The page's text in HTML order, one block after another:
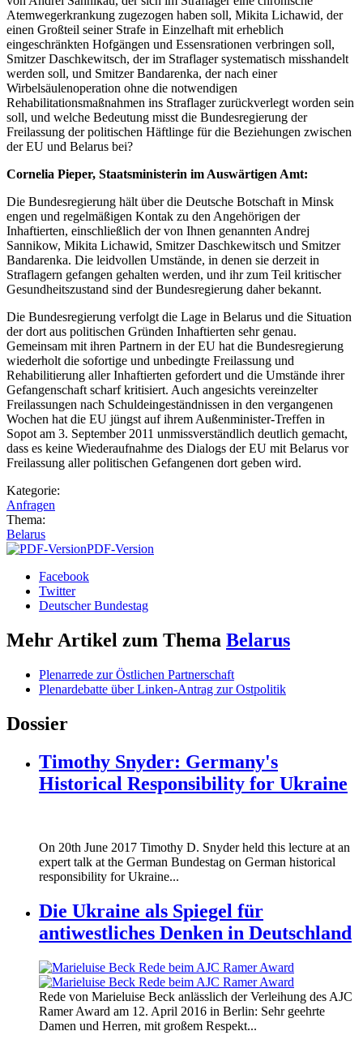
Atemwegerkrankung zugezogen haben soll, Mikita Lichawid, der
einen Großteil seiner Strafe in Einzelhaft mit erheblich
eingeschränkten Hofgängen und Essensrationen verbringen soll,
Smitzer Daschkewitsch, der im Straflager systematisch misshandelt
werden soll, und Smitzer Bandarenka, der nach einer
Wirbelsäulenoperation ohne die notwendigen
Rehabilitationsmaßnahmen ins Straflager zurückverlegt worden sein
soll, und welche Bedeutung misst die Bundesregierung der
Freilassung der politischen Häftlinge für die Beziehungen zwischen
der EU und Belarus bei?
Cornelia Pieper, Staatsministerin im Auswärtigen Amt:
Die Bundesregierung hält über die Deutsche Botschaft in Minsk
engen und regelmäßigen Kontak zu den Angehörigen der
Inhaftierten, einschließlich der von Ihnen genannten Andrej
Sannikow, Mikita Lichawid, Smitzer Daschkewitsch und Smitzer
Bandarenka. Die leidvollen Umstände, in denen sie derzeit in
Straflagern gefangen gehalten werden, und ihr zum Teil kritischer
Gesundheitszustand sind der Bundesregierung daher bekannt.
Die Bundesregierung verfolgt die Lage in Belarus und die Situation
der dort aus politischen Gründen Inhaftierten sehr genau.
Gemeinsam mit ihren Partnern in der EU hat die Bundesregierung
wiederholt die sofortige und unbedingte Freilassung und
Rehabilitierung aller Inhaftierten gefordert und die Umstände ihrer
Gefangenschaft scharf kritisiert. Auch angesichts vereinzelter
Freilassungen nach Schuldeingeständnissen in den vergangenen
Wochen hat die EU jüngst auf ihrem Außenminister-Treffen in
Sopot am 3. September 2011 unmissverständlich deutlich gemacht,
dass es keine Wiederaufnahme des Dialogs der EU mit Belarus vor
Freilassung aller politischen Gefangenen dort geben wird.
Kategorie:
Anfragen
Thema:
Belarus
PDF-Version
Facebook
Twitter
Deutscher Bundestag
Mehr Artikel zum Thema Belarus
Plenarrede zur Östlichen Partnerschaft
Plenardebatte über Linken-Antrag zur Ostpolitik
Dossier
Timothy Snyder: Germany's
Historical Responsibility for Ukraine
On 20th June 2017 Timothy D. Snyder held this lecture at an
expert talk at the German Bundestag on German historical
responsibility for Ukraine...
Die Ukraine als Spiegel für
antiwestliches Denken in Deutschland
160412_ramer_award.jpg
160412_ramer_award.jpg
Rede von Marieluise Beck anlässlich der Verleihung des AJC
Ramer Award am 12. April 2016 in Berlin: Sehr geehrte
Damen und Herren, mit großem Respekt...